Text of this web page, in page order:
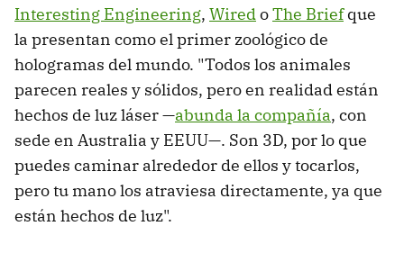
Interesting Engineering, WiredoThe Briefque
la presentan como el primer zoológico de
hologramas del mundo. "Todos los animales
parecen reales y sólidos, pero en realidad están
hechos de luz láser —abunda la compañía, con
sede en Australia y EEUU—. Son 3D, por lo que
puedes caminar alrededor de ellos y tocarlos,
pero tu mano los atraviesa directamente, ya que
están hechos de luz".